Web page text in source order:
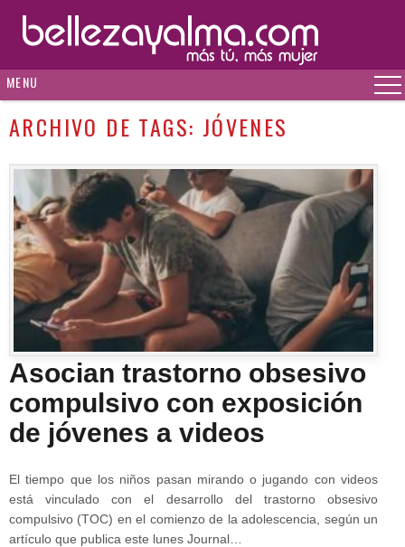
MENU
ARCHIVO DE TAGS: JÓVENES
Asocian trastorno obsesivo
compulsivo con exposición
de jóvenes a videos
El tiempo que los niños pasan mirando o jugando con videos
está vinculado con el desarrollo del trastorno obsesivo
compulsivo (TOC) en el comienzo de la adolescencia, según un
artículo que publica este lunes Journal…